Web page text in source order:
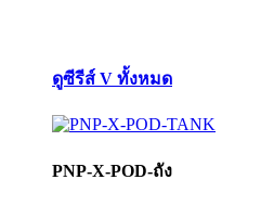
ดูซีรีส์ V ทั้งหมด
PNP-X-POD-ถัง